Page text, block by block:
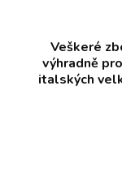
Veškeré
výhradně
italských